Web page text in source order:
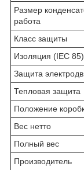
Размер
работа
Класс защиты
Изоляция (IEC 85)
Защита
Тепловая защита
Положение
Вес нетто
Полный вес
Производитель